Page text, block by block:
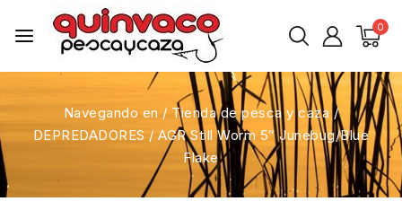
0
Navegando en / Tienda de pesca y caza /
DEPREDADORES / AGR Still Worm 5″ Junebug/Blue
Flake